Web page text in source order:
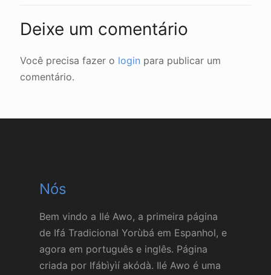
Deixe um comentário
Você precisa fazer o login para publicar um
comentário.
Nós
Bem vindo a Ilé Awo, a primeira página
de Ifá Tradicional Yorùbá em Espanhol, e
agora em português e inglês. Página
criada por Ifábìyìí akódà. Ilé Awo é uma